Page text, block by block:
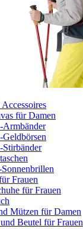
für Damen
Armbänder
Geldbörsen
Stirbänder
Frauen
für Frauen
Mützen für Damen
Beutel für Frauen